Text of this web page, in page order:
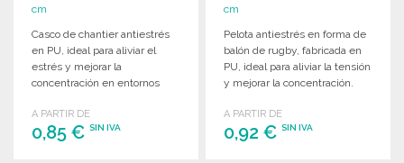
cm
Casco de chantier antiestrés
en PU, ideal para aliviar el
estrés y mejorar la
concentración en entornos
A PARTIR DE
0,85 € SIN IVA
cm
Pelota antiestrés en forma de
balón de rugby, fabricada en
PU, ideal para aliviar la tensión
y mejorar la concentración.
A PARTIR DE
0,92 €SIN IVA